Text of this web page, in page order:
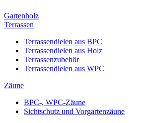
Gartenholz
Terrassen
Terrassendielen aus BPC
Terrassendielen aus Holz
Terrassenzubehör
Terrassendielen aus WPC
Zäune
BPC-, WPC-Zäune
Sichtschutz und Vorgartenzäune